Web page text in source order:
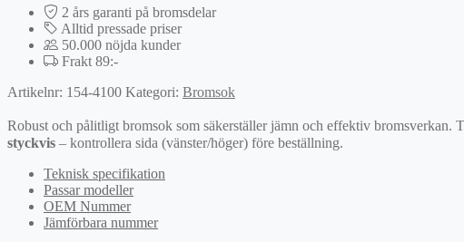
2 års garanti på bromsdelar
Alltid pressade priser
50.000 nöjda kunder
Frakt 89:-
Artikelnr: 154-4100 Kategori: Bromsok
Robust och pålitligt bromsok som säkerställer jämn och effektiv
styckvis – kontrollera sida (vänster/höger) före beställning.
Teknisk specifikation
Passar modeller
OEM Nummer
Jämförbara nummer